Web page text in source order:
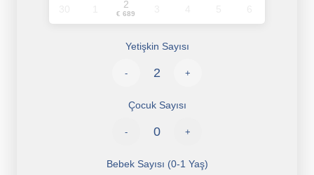
2
€ 689
Yetişkin Sayısı
- +
Çocuk Sayısı
- +
Bebek Sayısı (0-1 Yaş)